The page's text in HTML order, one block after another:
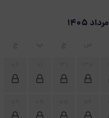
مرداد 1405
س چ پ ج